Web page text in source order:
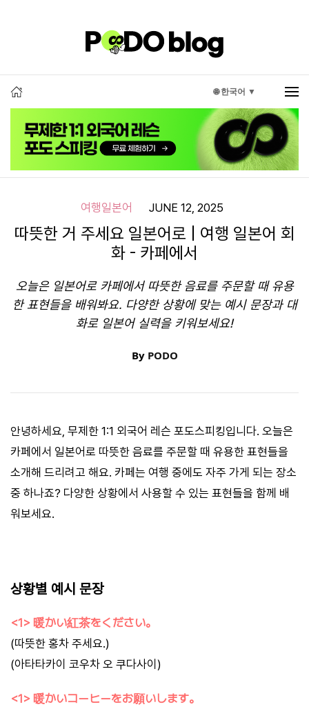
🌐 한국어 ▼
여행일본어 JUNE 12, 2025
따뜻한 거 주세요 일본어로 | 여행 일본어 회
화 - 카페에서
오늘은 일본어로 카페에서 따뜻한 음료를 주문할 때 유용
한 표현들을 배워봐요. 다양한 상황에 맞는 예시 문장과 대
화로 일본어 실력을 키워보세요!
By PODO
안녕하세요, 무제한 1:1 외국어 레슨 포도스피킹입니다. 오늘은
카페에서 일본어로 따뜻한 음료를 주문할 때 유용한 표현들을
소개해 드리려고 해요. 카페는 여행 중에도 자주 가게 되는 장소
중 하나죠? 다양한 상황에서 사용할 수 있는 표현들을 함께 배
워보세요.
상황별 예시 문장
<1> 暖かい紅茶をください。
(따뜻한 홍차 주세요.)
(아타타카이 코우차 오 쿠다사이)
<1> 暖かいコーヒーをお願いします。